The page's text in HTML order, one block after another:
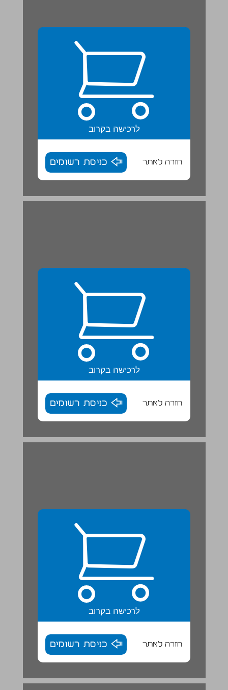
לרכישה בקרוב
חזרה לאתר כניסת רשומים
פתיחת שנה ... 16
לרכישה בקרוב
חזרה לאתר כניסת רשומים
פרק 1 | ישראל על המפה ... 17
לרכישה בקרוב
חזרה לאתר כניסת רשומים